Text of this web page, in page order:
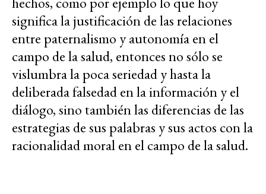
significa la justificación de las relaciones
entre paternalismo y autonomía en el
campo de la salud, entonces no sólo se
vislumbra la poca seriedad y hasta la
deliberada falsedad en la información y el
diálogo, sino también las diferencias de las
estrategias de sus palabras y sus actos con la
racionalidad moral en el campo de la salud.